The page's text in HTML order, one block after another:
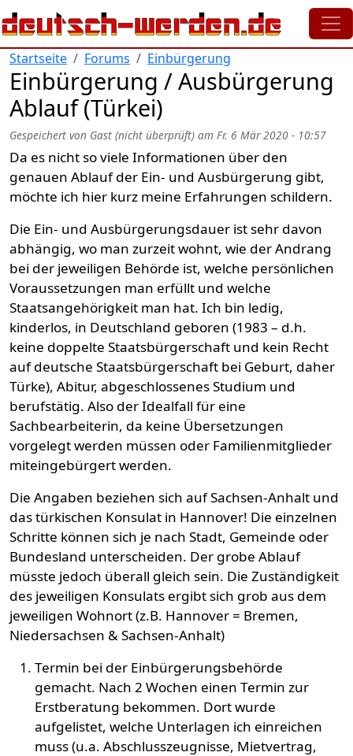
Direkt zum Inhalt
Startseite Forums Einbürgerung
Einbürgerung / Ausbürgerung
Ablauf (Türkei)
Gespeichert von Gast (nicht überprüft) am Fr. 6 Mär 2020 - 10:57
Da es nicht so viele Informationen über den
genauen Ablauf der Ein- und Ausbürgerung gibt,
möchte ich hier kurz meine Erfahrungen schildern.
Die Ein- und Ausbürgerungsdauer ist sehr davon
abhängig, wo man zurzeit wohnt, wie der Andrang
bei der jeweiligen Behörde ist, welche persönlichen
Voraussetzungen man erfüllt und welche
Staatsangehörigkeit man hat. Ich bin ledig,
kinderlos, in Deutschland geboren (1983 – d.h.
keine doppelte Staatsbürgerschaft und kein Recht
auf deutsche Staatsbürgerschaft bei Geburt, daher
Türke), Abitur, abgeschlossenes Studium und
berufstätig. Also der Idealfall für eine
Sachbearbeiterin, da keine Übersetzungen
vorgelegt werden müssen oder Familienmitglieder
miteingebürgert werden.
Die Angaben beziehen sich auf Sachsen-Anhalt und
das türkischen Konsulat in Hannover! Die einzelnen
Schritte können sich je nach Stadt, Gemeinde oder
Bundesland unterscheiden. Der grobe Ablauf
müsste jedoch überall gleich sein. Die Zuständigkeit
des jeweiligen Konsulats ergibt sich grob aus dem
jeweiligen Wohnort (z.B. Hannover = Bremen,
Niedersachsen & Sachsen-Anhalt)
Termin bei der Einbürgerungsbehörde
gemacht. Nach 2 Wochen einen Termin zur
Erstberatung bekommen. Dort wurde
aufgelistet, welche Unterlagen ich einreichen
muss (u.a. Abschlusszeugnisse, Mietvertrag,